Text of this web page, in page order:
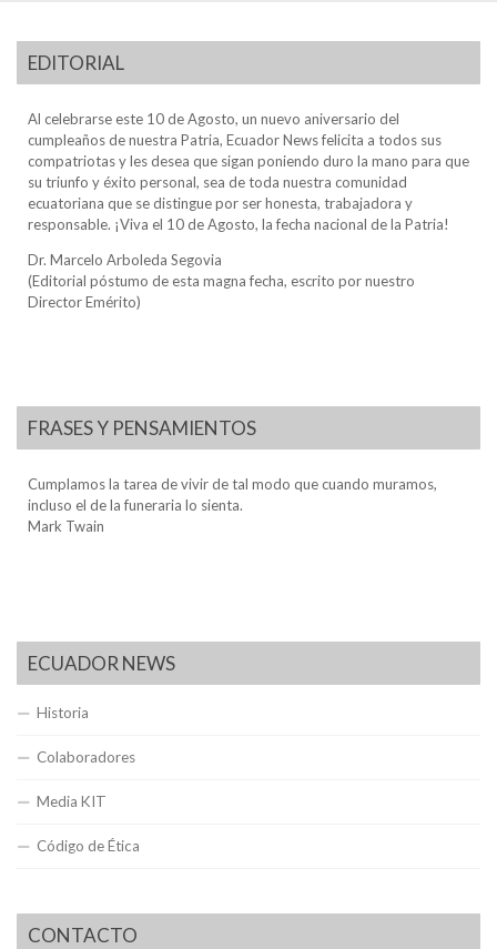
EDITORIAL
Al celebrarse este 10 de Agosto, un nuevo aniversario del
cumpleaños de nuestra Patria, Ecuador News felicita a todos sus
compatriotas y les desea que sigan poniendo duro la mano para que
su triunfo y éxito personal, sea de toda nuestra comunidad
ecuatoriana que se distingue por ser honesta, trabajadora y
responsable. ¡Viva el 10 de Agosto, la fecha nacional de la Patria!
Dr. Marcelo Arboleda Segovia
(Editorial póstumo de esta magna fecha, escrito por nuestro
Director Emérito)
FRASES Y PENSAMIENTOS
Cumplamos la tarea de vivir de tal modo que cuando muramos,
incluso el de la funeraria lo sienta.
Mark Twain
ECUADOR NEWS
Historia
Colaboradores
Media KIT
Código de Ética
CONTACTO